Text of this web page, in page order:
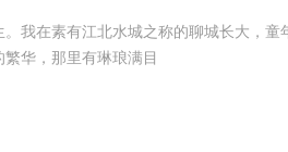
在素有江北水城之称的聊城长大，童
华，那里有琳琅满目